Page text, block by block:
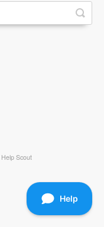
Help Scout